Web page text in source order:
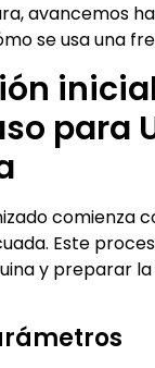
avancemos
se usa una
para
comienza
Este
y preparar la